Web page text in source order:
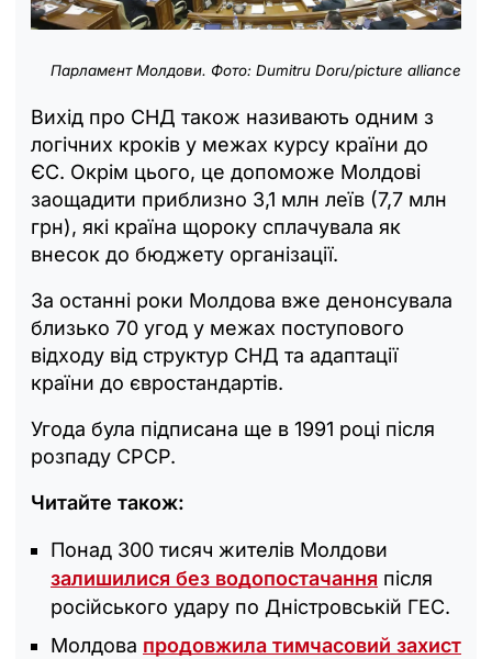
Парламент Молдови. Фото: Dumitru Doru/picture alliance
Вихід про СНД також називають одним з
логічних кроків у межах курсу країни до
ЄС. Окрім цього, це допоможе Молдові
заощадити приблизно 3,1 млн леїв (7,7 млн
грн), які країна щороку сплачувала як
внесок до бюджету організації.
За останні роки Молдова вже денонсувала
близько 70 угод у межах поступового
відходу від структур СНД та адаптації
країни до євростандартів.
Угода була підписана ще в 1991 році після
розпаду СРСР.
Читайте також:
Понад 300 тисяч жителів Молдови
залишилися без водопостачання після
російського удару по Дністровській ГЕС.
Молдова продовжила тимчасовий захист